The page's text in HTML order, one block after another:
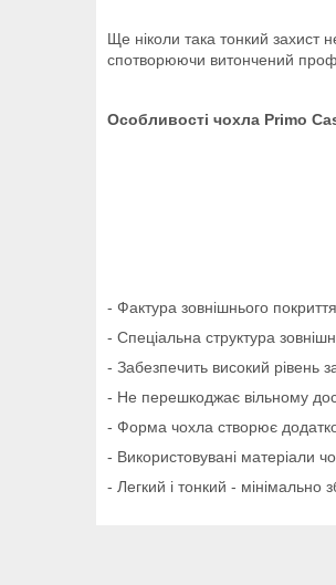
Ще ніколи така тонкий захист
спотворюючи витончений
Особливості чохла Primo
- Фактура зовнішнього
- Спеціальна структура
- Забезпечить високий рівень
- Не перешкоджає вільному
- Форма чохла створює
- Використовувані матеріали
- Легкий і тонкий - мінімально